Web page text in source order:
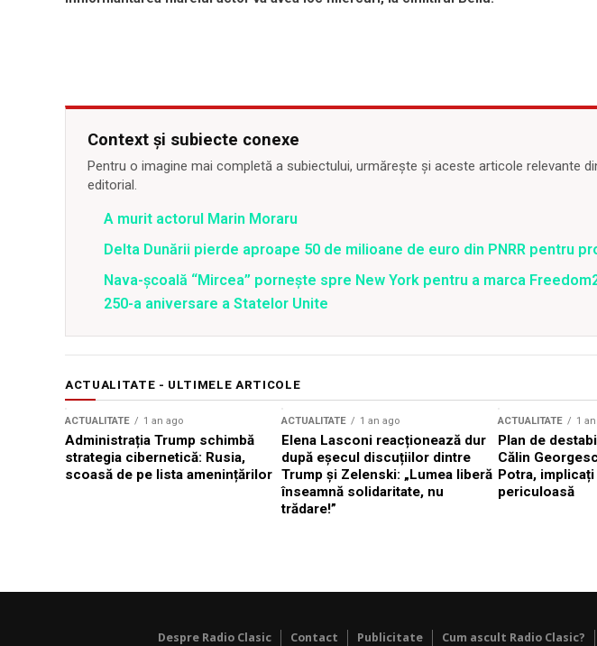
Context și subiecte conexe
Pentru o imagine mai completă a subiectului, urmărește și aceste articole relevante
editorial.
A murit actorul Marin Moraru
Delta Dunării pierde aproape 50 de milioane de euro din PNRR pentru
Nava-școală “Mircea” pornește spre New York pentru a marca
250-a aniversare a Statelor Unite
ACTUALITATE - ULTIMELE ARTICOLE
ACTUALITATE 1 an ago
Administrația Trump schimbă
strategia cibernetică: Rusia,
scoasă de pe lista amenințărilor
ACTUALITATE 1 an ago
Elena Lasconi reacționează dur
după eșecul discuțiilor dintre
Trump și Zelenski: „Lumea liberă
înseamnă solidaritate, nu
trădare!”
ACTUALITATE 1
Plan de
Călin
Potra,
periculoasă
Despre Radio Clasic Contact Publicitate Cum ascult Radio Clasic?